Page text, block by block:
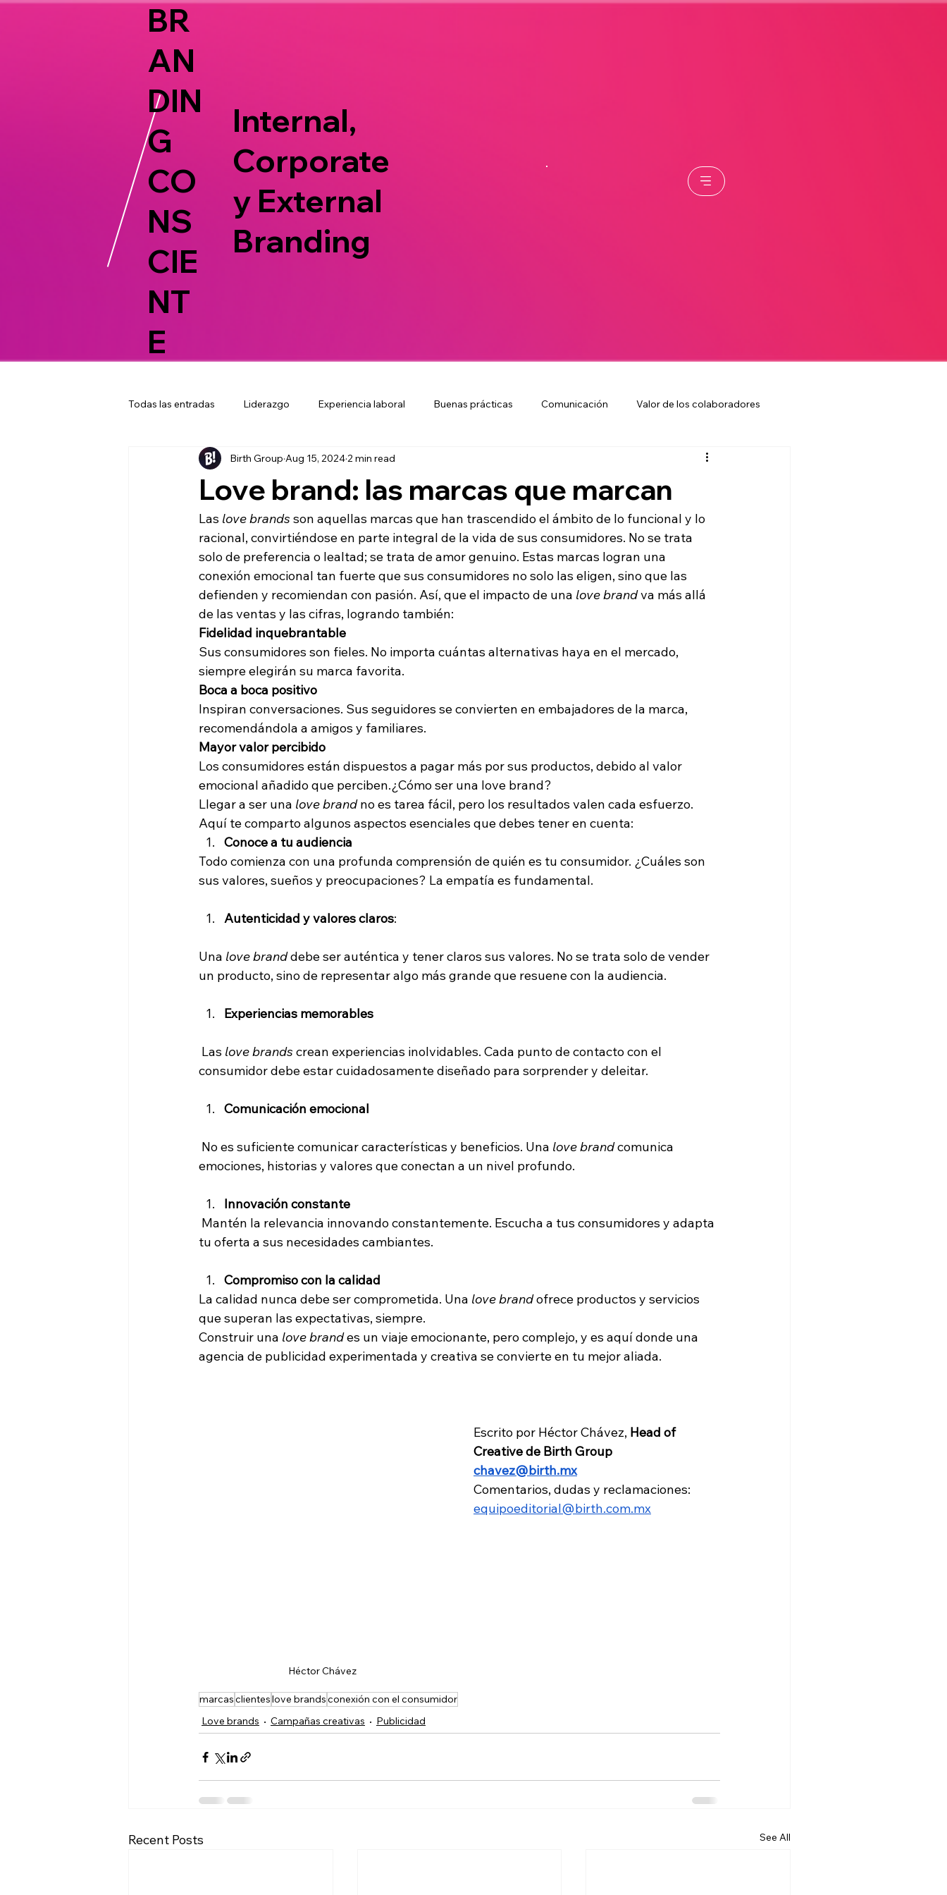
BR
AN
DIN
G
CO
NS
CIE
NT
E
Internal,
Corporate
y External
Branding
Todas las entradas Liderazgo Experiencia laboral Buenas prácticas Comunicación Valor de los colaboradores
Tendencias Agencia de publicidad independiente Colaboradores
Valor de los colaboradores Tendencias de consumo 2024 Valor de colaboradores Cultura laboral
Lealtad de marca Brand culture Branding y reputación Colaboradores Bienestar Negocios
Estrategia de marketing Campañas creativas
Cultura organizacional Producción Audiovisual
Love brand: las marcas que marcan
Birth Group Aug 15, 2024 2 min read
Las love brands son aquellas marcas que han trascendido el ámbito de lo funcional y lo
racional, convirtiéndose en parte integral de la vida de sus consumidores. No se trata
solo de preferencia o lealtad; se trata de amor genuino. Estas marcas logran una
conexión emocional tan fuerte que sus consumidores no solo las eligen, sino que las
defienden y recomiendan con pasión. Así, que el impacto de una love brand va más allá
de las ventas y las cifras, logrando también:
Fidelidad inquebrantable
Sus consumidores son fieles. No importa cuántas alternativas haya en el mercado,
siempre elegirán su marca favorita.
Boca a boca positivo
Inspiran conversaciones. Sus seguidores se convierten en embajadores de la marca,
recomendándola a amigos y familiares.
Mayor valor percibido
Los consumidores están dispuestos a pagar más por sus productos, debido al valor
emocional añadido que perciben.¿Cómo ser una love brand?
Llegar a ser una love brand no es tarea fácil, pero los resultados valen cada esfuerzo.
Aquí te comparto algunos aspectos esenciales que debes tener en cuenta:
Conoce a tu audiencia
Todo comienza con una profunda comprensión de quién es tu consumidor. ¿Cuáles son
sus valores, sueños y preocupaciones? La empatía es fundamental.
Autenticidad y valores claros:
Una love brand debe ser auténtica y tener claros sus valores. No se trata solo de vender
un producto, sino de representar algo más grande que resuene con la audiencia.
Experiencias memorables
Las love brands crean experiencias inolvidables. Cada punto de contacto con el
consumidor debe estar cuidadosamente diseñado para sorprender y deleitar.
Comunicación emocional
No es suficiente comunicar características y beneficios. Una love brand comunica
emociones, historias y valores que conectan a un nivel profundo.
Innovación constante
Mantén la relevancia innovando constantemente. Escucha a tus consumidores y adapta
tu oferta a sus necesidades cambiantes.
Compromiso con la calidad
La calidad nunca debe ser comprometida. Una love brand ofrece productos y servicios
que superan las expectativas, siempre.
Construir una love brand es un viaje emocionante, pero complejo, y es aquí donde una
agencia de publicidad experimentada y creativa se convierte en tu mejor aliada.
Héctor Chávez
Escrito por Héctor Chávez, Head of
Creative de Birth Group
chavez@birth.mx
Comentarios, dudas y reclamaciones:
equipoeditorial@birth.com.mx
marcasclienteslove brandsconexión con el consumidor
Love brands
Campañas creativas Publicidad
Recent Posts See All